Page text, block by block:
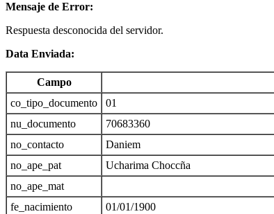
Mensaje de Error:
Respuesta desconocida del servidor.
Data Enviada:
Campo
co_tipo_documento
01
nu_documento
70683360
no_contacto
Daniem
no_ape_pat
Ucharima Choccña
no_ape_mat
fe_nacimiento
01/01/1900